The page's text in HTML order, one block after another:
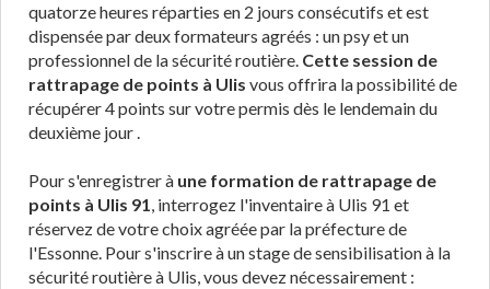
quatorze heures réparties en 2 jours consécutifs et est
dispensée par deux formateurs agréés : un psy et un
professionnel de la sécurité routière. Cette session de
rattrapage de points à Ulis vous offrira la possibilité de
récupérer 4 points sur votre permis dès le lendemain du
deuxième jour .
Pour s'enregistrer à une formation de rattrapage de
points à Ulis 91, interrogez l'inventaire à Ulis 91 et
réservez de votre choix agréée par la préfecture de
l'Essonne. Pour s'inscrire à un stage de sensibilisation à la
sécurité routière à Ulis, vous devez nécessairement :